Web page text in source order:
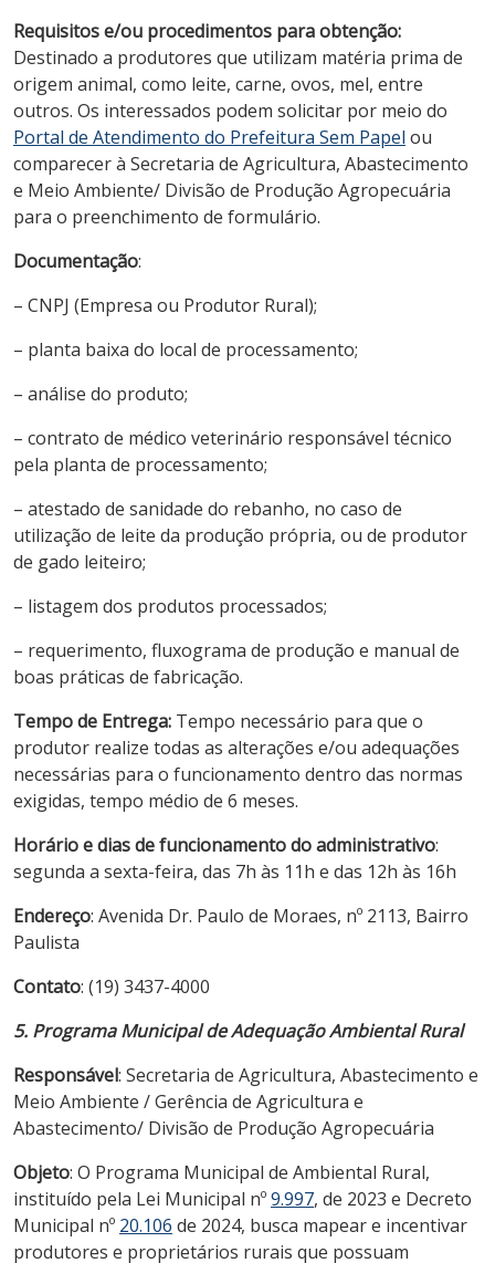
Requisitos e/ou procedimentos para obtenção:
Destinado a produtores que utilizam matéria prima de
origem animal, como leite, carne, ovos, mel, entre
outros. Os interessados podem solicitar por meio do
Portal de Atendimento do Prefeitura Sem Papel ou
comparecer à Secretaria de Agricultura, Abastecimento
e Meio Ambiente/ Divisão de Produção Agropecuária
para o preenchimento de formulário.
Documentação:
– CNPJ (Empresa ou Produtor Rural);
– planta baixa do local de processamento;
– análise do produto;
– contrato de médico veterinário responsável técnico
pela planta de processamento;
– atestado de sanidade do rebanho, no caso de
utilização de leite da produção própria, ou de produtor
de gado leiteiro;
– listagem dos produtos processados;
– requerimento, fluxograma de produção e manual de
boas práticas de fabricação.
Tempo de Entrega: Tempo necessário para que o
produtor realize todas as alterações e/ou adequações
necessárias para o funcionamento dentro das normas
exigidas, tempo médio de 6 meses.
Horário e dias de funcionamento do administrativo:
segunda a sexta-feira, das 7h às 11h e das 12h às 16h
Endereço: Avenida Dr. Paulo de Moraes, nº 2113, Bairro
Paulista
Contato: (19) 3437-4000
5. Programa Municipal de Adequação Ambiental Rural
Responsável: Secretaria de Agricultura, Abastecimento e
Meio Ambiente / Gerência de Agricultura e
Abastecimento/ Divisão de Produção Agropecuária
Objeto: O Programa Municipal de Ambiental Rural,
instituído pela Lei Municipal nº9.997, de 2023 e Decreto
Municipal nº 20.106 de 2024, busca mapear e incentivar
produtores e proprietários rurais que possuam